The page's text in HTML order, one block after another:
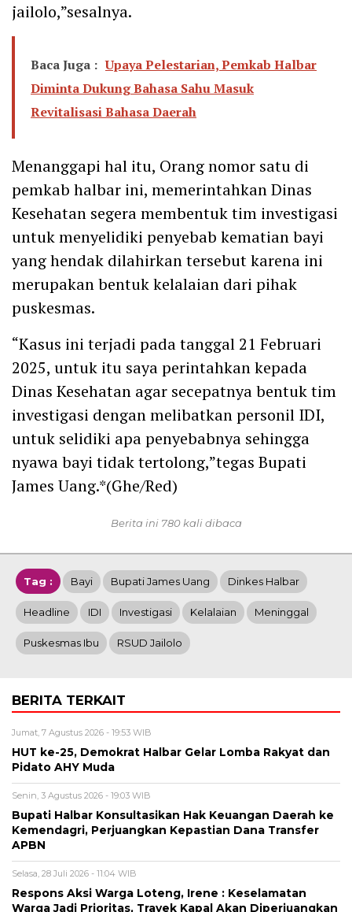
jailolo,”sesalnya.
Baca Juga : Upaya Pelestarian, Pemkab Halbar
Diminta Dukung Bahasa Sahu Masuk
Revitalisasi Bahasa Daerah
Menanggapi hal itu, Orang nomor satu di
pemkab halbar ini, memerintahkan Dinas
Kesehatan segera membentuk tim investigasi
untuk menyelidiki penyebab kematian bayi
yang hendak dilahirkan tersebut karena ini
merupakan bentuk kelalaian dari pihak
puskesmas.
“Kasus ini terjadi pada tanggal 21 Februari
2025, untuk itu saya perintahkan kepada
Dinas Kesehatan agar secepatnya bentuk tim
investigasi dengan melibatkan personil IDI,
untuk selidiki apa penyebabnya sehingga
nyawa bayi tidak tertolong,”tegas Bupati
James Uang.*(Ghe/Red)
Berita ini 780 kali dibaca
Tag : Bayi Bupati James Uang Dinkes Halbar
Headline IDI Investigasi Kelalaian Meninggal
Puskesmas Ibu RSUD Jailolo
BERITA TERKAIT
Jumat, 7 Agustus 2026 - 19:53 WIB
HUT ke-25, Demokrat Halbar Gelar Lomba Rakyat dan
Pidato AHY Muda
Senin, 3 Agustus 2026 - 19:03 WIB
Bupati Halbar Konsultasikan Hak Keuangan Daerah ke
Kemendagri, Perjuangkan Kepastian Dana Transfer
APBN
Selasa, 28 Juli 2026 - 11:04 WIB
Respons Aksi Warga Loteng, Irene : Keselamatan
Warga Jadi Prioritas, Trayek Kapal Akan Diperjuangkan